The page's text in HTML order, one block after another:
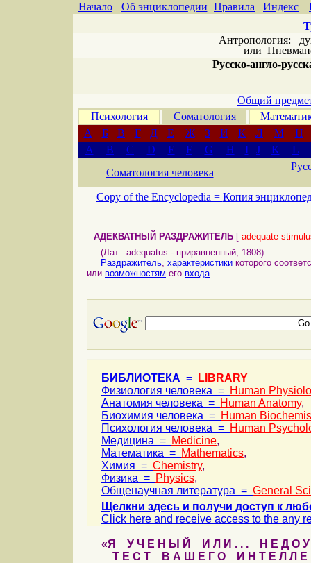
Начало Об энциклопедии Правила Индекс
Антропология:
или
Русско-англо-
Общий
Психология
Соматология
А
Б В Г Д Е Ж З И К Л М
Н
A
B C D E F G H I J K
L
Соматология человека
Copy of the Encyclopedia = Копия
АДЕКВАТНЫЙ РАЗДРАЖИТЕЛЬ [ adequate
(Лат.: adequatus - приравненный; 1808).
Раздражитель, характеристики которого
или возможностям его входа.
БИБЛИОТЕКА =
LIBRARY
Физиология человека = Human
Анатомия человека = Human Anatomy,
Биохимия человека = Human
Психология человека = Human
Медицина = Medicine,
Математика = Mathematics,
Химия = Chemistry,
Физика = Physics,
Общенаучная литература = General
Щелкни здесь и получи доступ к
Click here and receive access to the any
«Я У Ч Е Н Ы Й И Л И . . . Н Е Д О У
Т Е С Т В А Ш Е Г О И Н Т Е Л Л Е